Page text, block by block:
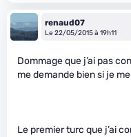
renaud07
Le 22/05/2015 à 19h11
Dommage que j’ai pas
me demande bien si je
Le premier turc que j’ai